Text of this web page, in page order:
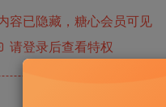
容已隐藏，糖心会员可见
请登录后查看特权